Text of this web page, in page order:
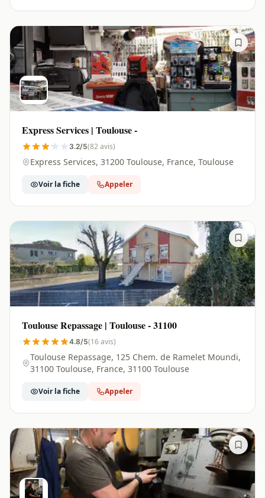
Express Services | Toulouse -
3.2/5(82 avis)
Express Services, 31200 Toulouse, France, Toulouse
Voir la fiche Appeler
Toulouse Repassage | Toulouse - 31100
4.8/5(16 avis)
Toulouse Repassage, 125 Chem. de Ramelet Moundi,
31100 Toulouse, France, 31100 Toulouse
Voir la fiche Appeler